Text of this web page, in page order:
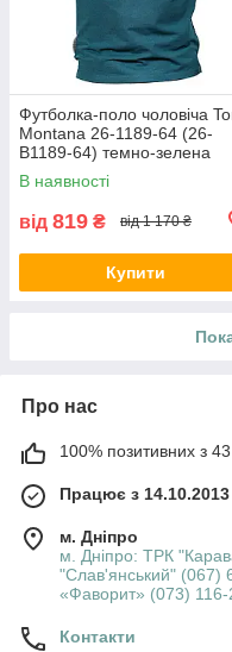
Футболка-поло чоловіча
Montana 26-1189-64 (26-
B1189-64) темно-зелена
В наявності
від 819 ₴ від 1 170 ₴
Купити
Про нас
100% позитивних з 43
Працює з 14.10.2013
м. Дніпро
м. Дніпро: ТРК
"Слав'янський" (067)
«Фаворит» (073) 116-
Контакти